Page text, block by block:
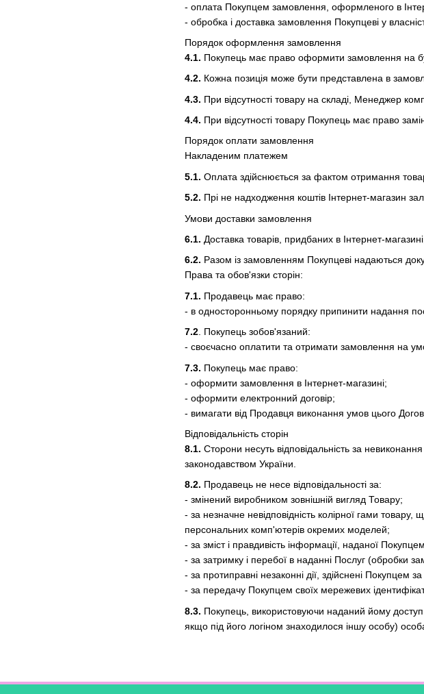
- оплата Покупцем замовлення, оформленого в
- обробка і доставка замовлення Покупцеві у
Порядок оформлення замовлення
4.1. Покупець має право оформити замовлення на
4.2. Кожна позиція може бути представлена ​​в
4.3. При відсутності товару на складі, Менеджер
4.4. При відсутності товару Покупець має право
Порядок оплати замовлення
Накладеним платежем
5.1. Оплата здійснюється за фактом отримання
5.2. Прі не надходження коштів Інтернет-магазин
Умови доставки замовлення
6.1. Доставка товарів, придбаних в Інтернет-
6.2. Разом із замовленням Покупцеві надаються
Права та обов'язки сторін:
7.1. Продавець має право:
- в односторонньому порядку припинити надання
7.2. Покупець зобов'язаний:
- своєчасно оплатити та отримати замовлення на
7.3. Покупець має право:
- оформити замовлення в Інтернет-магазині;
- оформити електронний договір;
- вимагати від Продавця виконання умов цього
Відповідальність сторін
8.1. Сторони несуть відповідальність за
законодавством України.
8.2. Продавець не несе відповідальності за:
- змінений виробником зовнішній вигляд Товару;
- за незначне невідповідність колірної гами товару,
персональних комп'ютерів окремих моделей;
- за зміст і правдивість інформації, наданої
- за затримку і перебої в наданні Послуг (обробки
- за протиправні незаконні дії, здійснені Покупцем
- за передачу Покупцем своїх мережевих
8.3. Покупець, використовуючи наданий йому доступ
якщо під його логіном знаходилося іншу особу)